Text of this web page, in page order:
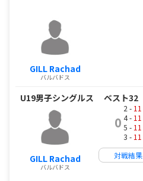
GILL Rachad
バルバドス
U19男子シングルス ベスト32
GILL Rachad
バルバドス
0
2 - 11
4 - 11
5 - 11
3 - 11
対戦結果